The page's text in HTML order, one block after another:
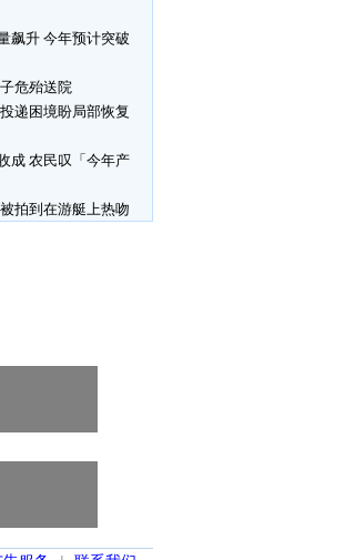
飙升 今年预计突破
危殆送院
递困境盼局部恢复
成 农民叹「今年产
拍到在游艇上热吻